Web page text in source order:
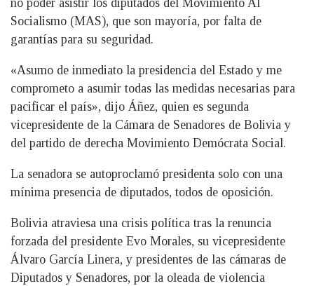
no poder asistir los diputados del Movimiento Al
Socialismo (MAS), que son mayoría, por falta de
garantías para su seguridad.
«Asumo de inmediato la presidencia del Estado y me
comprometo a asumir todas las medidas necesarias para
pacificar el país», dijo Áñez, quien es segunda
vicepresidente de la Cámara de Senadores de Bolivia y
del partido de derecha Movimiento Demócrata Social.
La senadora se autoproclamó presidenta solo con una
mínima presencia de diputados, todos de oposición.
Bolivia atraviesa una crisis política tras la renuncia
forzada del presidente Evo Morales, su vicepresidente
Álvaro García Linera, y presidentes de las cámaras de
Diputados y Senadores, por la oleada de violencia